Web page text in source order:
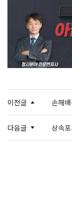
이전글 손해
다음글 상속